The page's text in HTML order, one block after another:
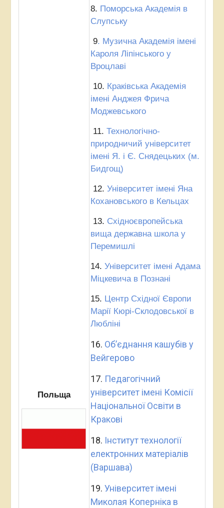
Польща
8. Поморська Академія в
Слупську
9. Музична Академія імені
Кароля Ліпінського у
Вроцлаві
10. Краківська Академія
імені Анджея Фрича
Моджевського
11. Технологічно-
природничий університет
імені Я. і Є. Снядецьких (м.
Бидгощ)
12. Університет імені Яна
Кохановського в Кельцах
13. Східноєвропейська
вища державна школа у
Перемишлі
14. Університет імені Адама
Міцкевича в Познані
15. Центр Східної Європи
Марії Кюрі-Склодовської в
Любліні
16. Об’єднання кашубів у
Вейгерово
17. Педагогічний
університет імені Комісії
Національної Освіти в
Кракові
18. Інститут технології
електронних матеріалів
(Варшава)
19. Університет імені
Миколая Коперніка в